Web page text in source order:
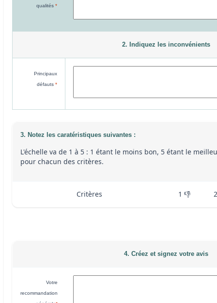
qualités *
2. Indiquez les inconvénients
Principaux
défauts *
3. Notez les caratéristiques suivantes :
L'échelle va de 1 à 5 : 1 étant le moins bon, 5 étant le
pour chacun des critères.
Critères 1 👎 2
4. Créez et signez votre avis
Votre
recommandation